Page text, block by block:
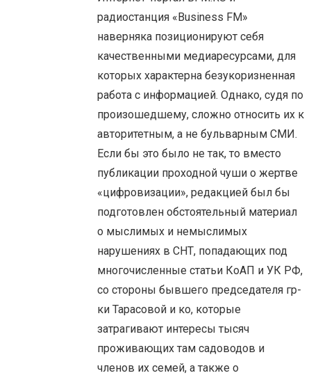
радиостанция «Business FM»
наверняка позиционируют себя
качественными медиаресурсами, для
которых характерна безукоризненная
работа с информацией. Однако, судя по
произошедшему, сложно относить их к
авторитетным, а не бульварным СМИ.
Если бы это было не так, то вместо
публикации проходной чуши о жертве
«цифровизации», редакцией был бы
подготовлен обстоятельный материал
о мыслимых и немыслимых
нарушениях в СНТ, попадающих под
многочисленные статьи КоАП и УК РФ,
со стороны бывшего председателя гр-
ки Тарасовой и ко, которые
затрагивают интересы тысяч
проживающих там садоводов и
членов их семей, а также о